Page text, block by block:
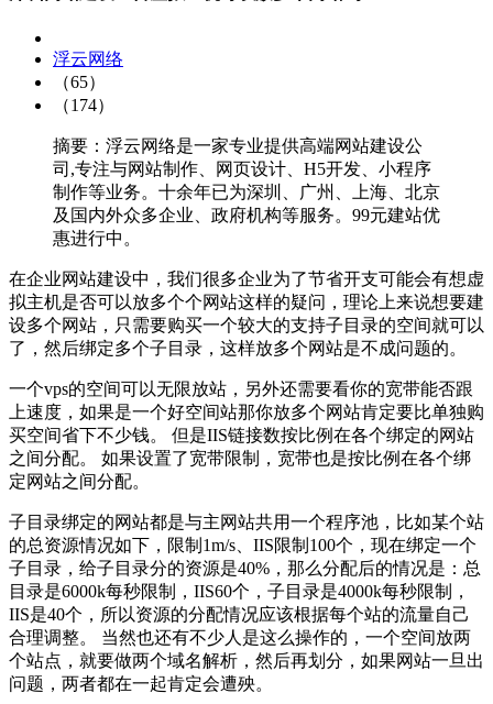
浮云网络
（65）
（174）
摘要：浮云网络是一家专业提供高端网站建设公
司,专注与网站制作、网页设计、H5开发、小程序
制作等业务。十余年已为深圳、广州、上海、北京
及国内外众多企业、政府机构等服务。99元建站优
惠进行中。
在企业网站建设中，我们很多企业为了节省开支可能会有想虚
拟主机是否可以放多个个网站这样的疑问，理论上来说想要建
设多个网站，只需要购买一个较大的支持子目录的空间就可以
了，然后绑定多个子目录，这样放多个网站是不成问题的。
一个vps的空间可以无限放站，另外还需要看你的宽带能否跟
上速度，如果是一个好空间站那你放多个网站肯定要比单独购
买空间省下不少钱。 但是IIS链接数按比例在各个绑定的网站
之间分配。 如果设置了宽带限制，宽带也是按比例在各个绑
定网站之间分配。
子目录绑定的网站都是与主网站共用一个程序池，比如某个站
的总资源情况如下，限制1m/s、IIS限制100个，现在绑定一个
子目录，给子目录分的资源是40%，那么分配后的情况是：总
目录是6000k每秒限制，IIS60个，子目录是4000k每秒限制，
IIS是40个，所以资源的分配情况应该根据每个站的流量自己
合理调整。 当然也还有不少人是这么操作的，一个空间放两
个站点，就要做两个域名解析，然后再划分，如果网站一旦出
问题，两者都在一起肯定会遭殃。